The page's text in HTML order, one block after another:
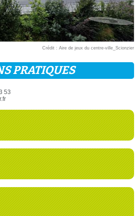
Crédit : Aire de jeux du centre-ville_Scionzier
PRATIQUES
53